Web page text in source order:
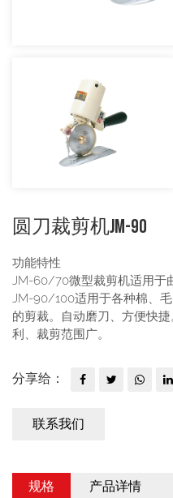
圆刀裁剪机JM-90
功能特性
JM-60/70微型裁剪机适用于
JM-90/100适用于各种棉、
的剪裁。自动磨刀、方便快
利、裁剪范围广。
分享给：
联系我们
规格 产品详情